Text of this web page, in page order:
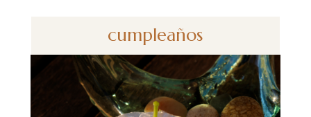
cumpleaños